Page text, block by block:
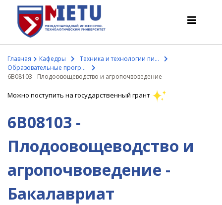
Все о поступлении
АнтиОлимпиада
Скидки и льготы
Меньше 50 баллов/Без ЕНТ
Главная Кафедры
Техника и технологии пищевых производств
Образовательные программы кафедры
6В08103 - Плодоовощеводство и агропочвоведение
Можно поступить на государственный грант
6В08103 -
Плодоовощеводство и
агропочвоведение -
Бакалавриат